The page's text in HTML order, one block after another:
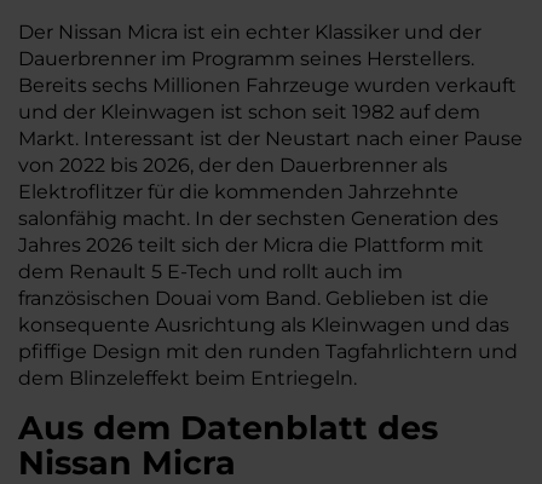
Der Nissan Micra ist ein echter Klassiker und der
Dauerbrenner im Programm seines Herstellers.
Bereits sechs Millionen Fahrzeuge wurden verkauft
und der Kleinwagen ist schon seit 1982 auf dem
Markt. Interessant ist der Neustart nach einer Pause
von 2022 bis 2026, der den Dauerbrenner als
Elektroflitzer für die kommenden Jahrzehnte
salonfähig macht. In der sechsten Generation des
Jahres 2026 teilt sich der Micra die Plattform mit
dem Renault 5 E-Tech und rollt auch im
französischen Douai vom Band. Geblieben ist die
konsequente Ausrichtung als Kleinwagen und das
pfiffige Design mit den runden Tagfahrlichtern und
dem Blinzeleffekt beim Entriegeln.
Aus dem Datenblatt des
Nissan Micra